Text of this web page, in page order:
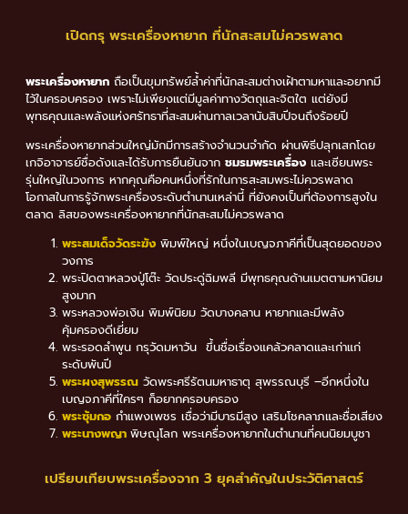
เปิดกรุ พระเครื่องหายาก ที่นักสะสมไม่ควรพลาด
พระเครื่องหายาก ถือเป็นขุมทรัพย์ล้ำค่าที่นักสะสมต่างเฝ้าตามหาและอยากมี
ไว้ในครอบครอง เพราะไม่เพียงแต่มีมูลค่าทางวัตถุและจิตใต แต่ยังมี
พุทธคุณและพลังแห่งศรัทธาที่สะสมผ่านกาลเวลานับสิบปีจนถึงร้อยปี
พระเครื่องหายากส่วนใหญ่มักมีการสร้างจำนวนจำกัด ผ่านพิธีปลุกเสกโดย
เกจิอาจารย์ชื่อดังและได้รับการยืนยันจาก ชมรมพระเครื่อง และเซียนพระ
รุ่นใหญ่ในวงการ หากคุณคือคนหนึ่งที่รักในการสะสมพระไม่ควรพลาด
โอกาสในการรู้จักพระเครื่องระดับตำนานเหล่านี้ ที่ยังคงเป็นที่ต้องการสูงใน
ตลาด ลิสของพระเครื่องหายากที่นักสะสมไม่ควรพลาด
พระสมเด็จวัดระฆัง พิมพ์ใหญ่ หนึ่งในเบญจภาคีที่เป็นสุดยอดของ
วงการ
พระปิดตาหลวงปู่โต๊ะ วัดประดู่ฉิมพลี มีพุทธคุณด้านเมตตามหานิยม
สูงมาก
พระหลวงพ่อเงิน พิมพ์นิยม วัดบางคลาน หายากและมีพลัง
คุ้มครองดีเยี่ยม
พระรอดลำพูน กรุวัดมหาวัน ขึ้นชื่อเรื่องแคล้วคลาดและเก่าแก่
ระดับพันปี
พระผงสุพรรณ วัดพระศรีรัตนมหาธาตุ สุพรรณบุรี –อีกหนึ่งใน
เบญจภาคีที่ใครๆ ก็อยากครอบครอง
พระซุ้มกอ กำแพงเพชร เชื่อว่ามีบารมีสูง เสริมโชคลาภและชื่อเสียง
พระนางพญา พิษณุโลก พระเครื่องหายากในตำนานที่คนนิยมบูชา
เปรียบเทียบพระเครื่องจาก 3 ยุคสำคัญในประวัติศาสตร์